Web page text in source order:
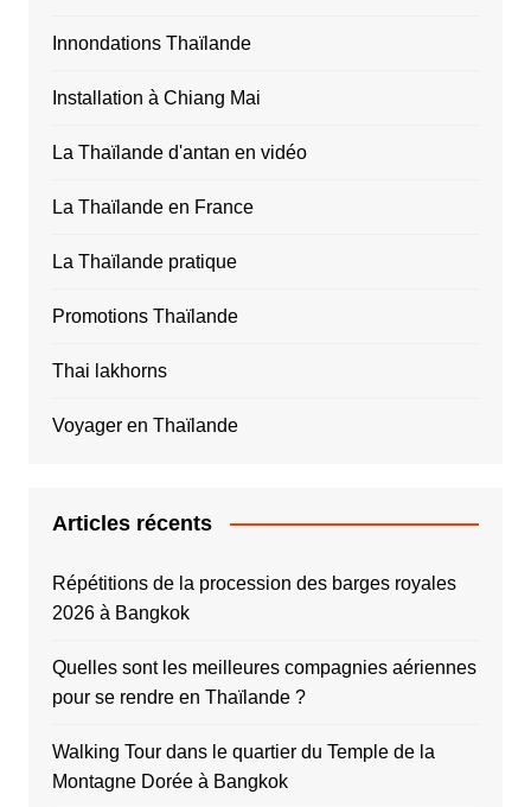
Innondations Thaïlande
Installation à Chiang Mai
La Thaïlande d'antan en vidéo
La Thaïlande en France
La Thaïlande pratique
Promotions Thaïlande
Thai lakhorns
Voyager en Thaïlande
Articles récents
Répétitions de la procession des barges royales
2026 à Bangkok
Quelles sont les meilleures compagnies aériennes
pour se rendre en Thaïlande ?
Walking Tour dans le quartier du Temple de la
Montagne Dorée à Bangkok